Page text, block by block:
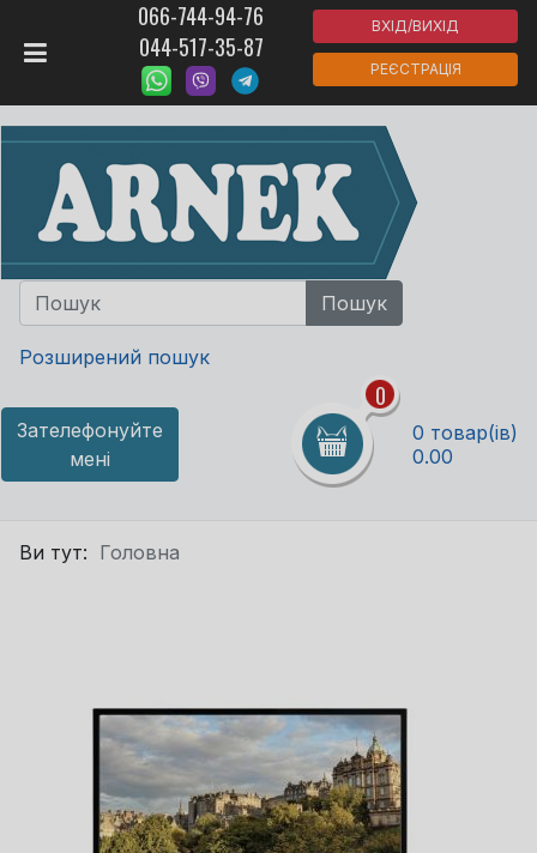
066-744-94-76
044-517-35-87
ВХІД/ВИХІД
РЕЄСТРАЦІЯ
Розширений пошук
Зателефонуйте
мені
0
0 товар(ів)
0.00
Ви тут: Головна